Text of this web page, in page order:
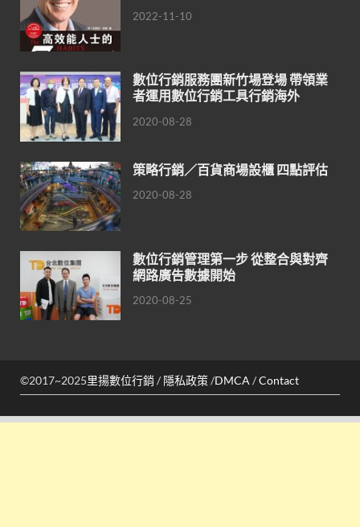
2022-11-10
數位行銷服務團新竹場登場 帶領業
者運用數位行銷工具行銷海外
2020-08-28
策略行銷／百貨商場設櫃 四點評估
2020-08-28
數位行銷管理第一步 從整合與對齊
網路廣告數據開始
2020-08-25
©2017~2025里揚數位行銷 / 隱私政策/DMCA /Contact